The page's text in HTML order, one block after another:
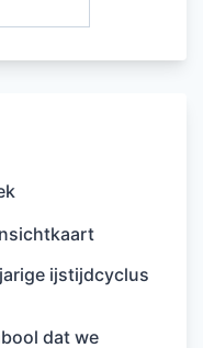
ijstijdcyclus
dat we